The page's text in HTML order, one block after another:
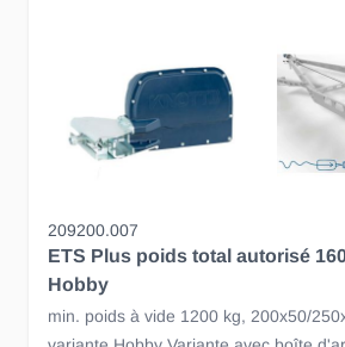
209200.007
ETS Plus poids total autorisé
Hobby
min. poids à vide 1200 kg, 200x50/